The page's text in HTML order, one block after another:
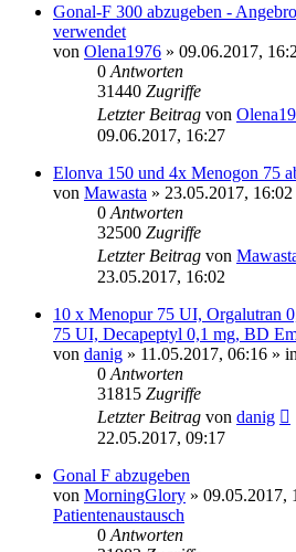
Gonal-F 300 abzugeben -
verwendet
von Olena1976 » 09.06.2017,
0 Antworten
31440 Zugriffe
Letzter Beitrag von
09.06.2017, 16:27
Elonva 150 und 4x Menogon 75
von Mawasta » 23.05.2017,
0 Antworten
32500 Zugriffe
Letzter Beitrag von
23.05.2017, 16:02
10 x Menopur 75 UI, Orgalutran
75 UI, Decapeptyl 0,1 mg, BD
von danig » 11.05.2017, 06:16 » in
0 Antworten
31815 Zugriffe
Letzter Beitrag von danig
22.05.2017, 09:17
Gonal F abzugeben
von MorningGlory » 09.05.2017,
Patientenaustausch
0 Antworten